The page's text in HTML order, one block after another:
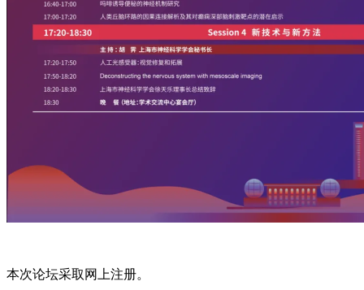
本次论坛采取网上注册。